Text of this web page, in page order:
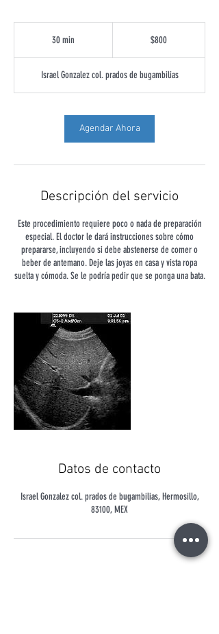
30 min
m
i
$800
Israel Gonzalez col. prados de bugambilias
Agendar Ahora
Descripción del servicio
Este procedimiento requiere poco o nada de preparación
especial. El doctor le dará instrucciones sobre cómo
prepararse, incluyendo si debe abstenerse de comer o
beber de antemano. Deje las joyas en casa y vista ropa
suelta y cómoda. Se le podría pedir que se ponga una bata.
Datos de contacto
Israel Gonzalez col. prados de bugambilias, Hermosillo,
83100, MEX